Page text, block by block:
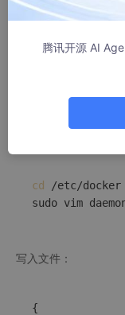
博主在使用vulhub时
✘ web Error
cd
/etc/docker
写入文件：
{
腾讯开源 AI